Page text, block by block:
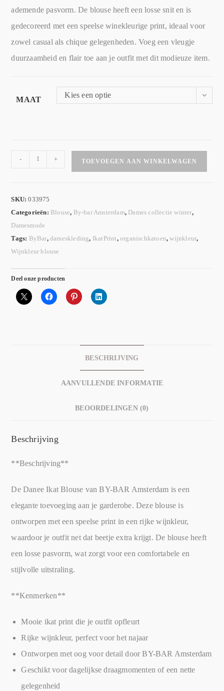
ademende pasvorm. De blouse heeft een losse snit en is
gedecoreerd met een speelse winekleurige print, ideaal voor
zowel casual als chique gelegenheden. Voeg een vleugje
duurzaamheid en flair toe aan je outfit met dit modieuze item.
MAAT
Kies een optie
- + TOEVOEGEN AAN WINKELWAGEN
SKU:033975
Categorieën: Blouse, By-bar Amsterdam, Dames collectie winter,
Damesmode
Tags: ByBar,dameskleding, IkatPrint,organischkatoen,wijnkleur,
Wijnkleur blouse
Deel onze producten
BESCHRIJVING
AANVULLENDE INFORMATIE
BEOORDELINGEN (0)
Beschrijving
**Beschrijving**
De Danee Ikat Blouse van BY-BAR Amsterdam is een
elegante toevoeging aan je garderobe. Deze blouse is
ontworpen met een speelse print in een rijke wijnkleur,
waardoor je outfit net dat beetje extra krijgt. De blouse heeft
een losse pasvorm, wat zorgt voor een comfortabele en
stijlvolle uitstraling.
**Kenmerken**
Mooie ikat print die je outfit opfleurt
Rijke wijnkleur, perfect voor het najaar
Ontworpen met oog voor detail door BY-BAR Amsterdam
Geschikt voor dagelijkse draagmomenten of een nette
gelegenheid